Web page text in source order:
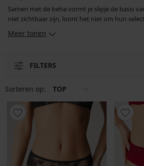
Samen met de beha vormt je slipje de basis
niet zichtbaar zijn, loont het niet om hun
dat je het draagt. Terwijl sommige vrouwen de
daarom vind je zowel slipjes van natuurlijk
je zullen overtuigen door hun zachtheid.
Meer tonen
FILTERS
Sorteren op: TOP